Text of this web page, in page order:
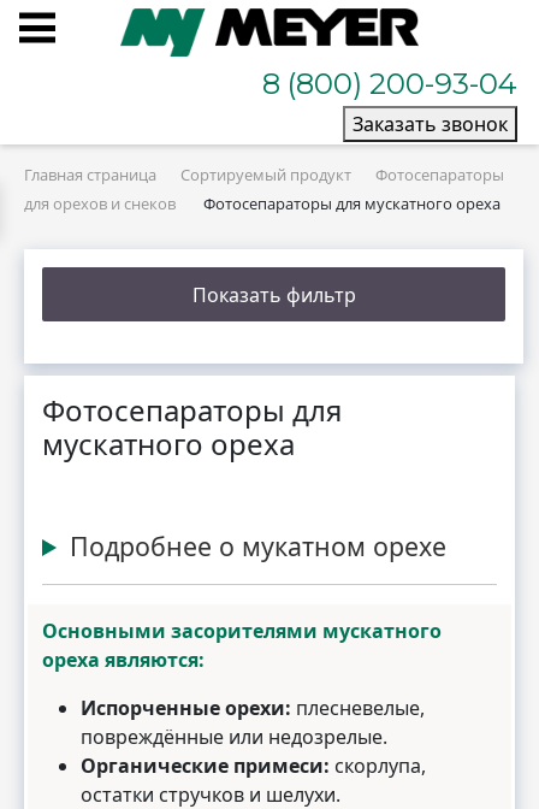
8 (800) 200-93-04
Заказать звонок
Главная страница Сортируемый продукт
Фотосепараторы
для орехов и снеков
Фотосепараторы для мускатного ореха
Показать фильтр
Фотосепараторы для
мускатного ореха
Подробнее о мукатном орехе
Основными засорителями мускатного
ореха являются:
Испорченные орехи: плесневелые,
повреждённые или недозрелые.
Органические примеси: скорлупа,
остатки стручков и шелухи.